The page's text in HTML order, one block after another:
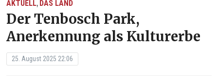
AKTUELL, DAS LAND
Der Tenbosch Park,
Anerkennung als Kulturerbe
25. August 2025 22:06